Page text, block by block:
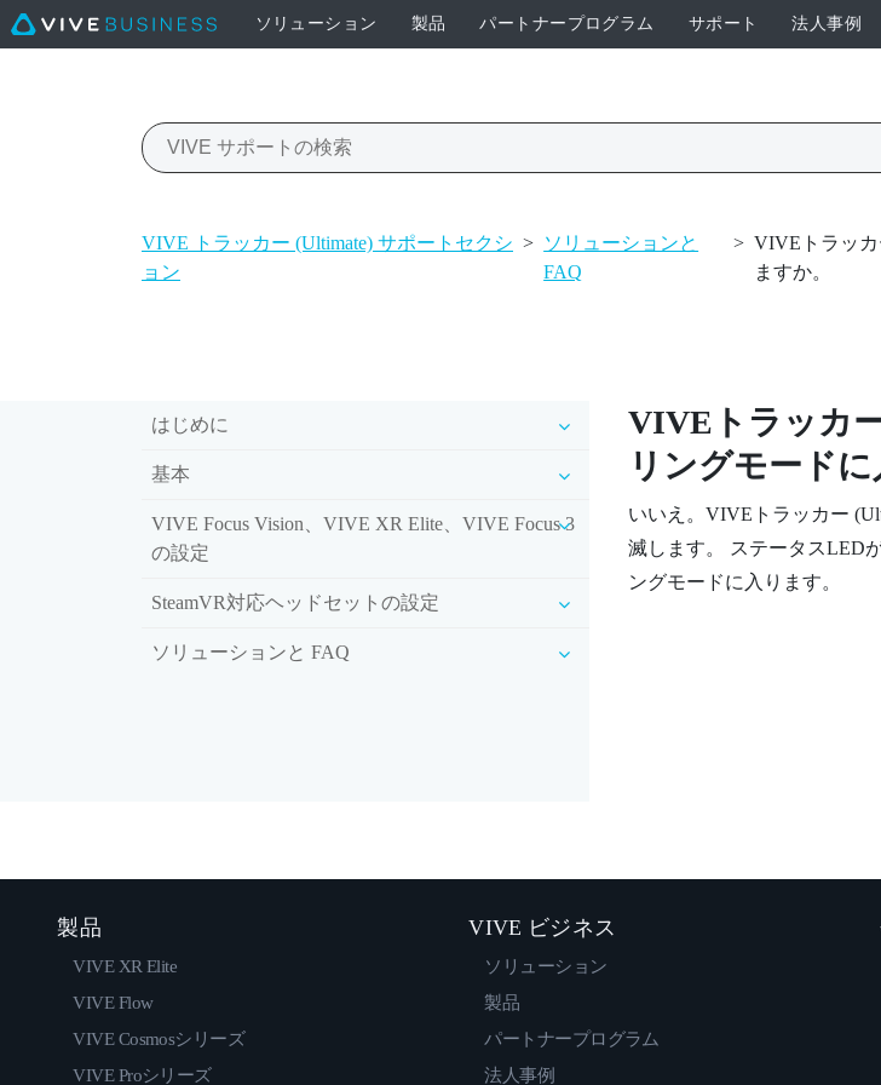
ソリューション 製品 パートナープログラム サポート 法人事例
VIVE トラッカー (Ultimate) サポートセクシ
ョン
> ソリューションと
FAQ
> VIVEトラッカ
ますか。
はじめに
基本
VIVE Focus Vision、VIVE XR Elite、VIVE Focus 3
の設定
SteamVR対応ヘッドセットの設定
ソリューションと FAQ
VIVEトラッカ
リングモード
いいえ。 VIVEトラッカー
滅します。 ステータスLED
ングモードに入ります。
製品
VIVE XR Elite
VIVE Flow
VIVE Cosmosシリーズ
VIVE Proシリーズ
VIVE ビジネス
ソリューション
製品
パートナープログラム
法人事例